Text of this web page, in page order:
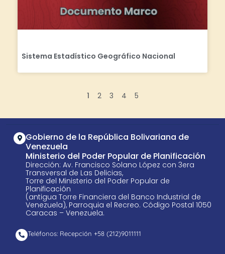
Sistema Estadístico Geográfico Nacional
1 2 3 4 5
Gobierno de la República Bolivariana de
Venezuela
Ministerio del Poder Popular de Planificación
Dirección: Av. Francisco Solano López con 3era
Transversal de Las Delicias,
Torre del Ministerio del Poder Popular de
Planificación
(antigua Torre Financiera del Banco Industrial de
Venezuela), Parroquia el Recreo. Código Postal 1050
Caracas – Venezuela.
Teléfonos: Recepción +58 ​(212)9011111